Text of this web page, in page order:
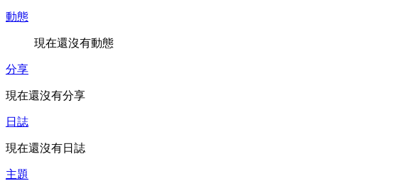
動態
現在還沒有動態
分享
現在還沒有分享
日誌
現在還沒有日誌
主題